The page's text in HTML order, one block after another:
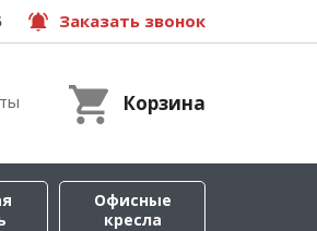
Заказать звонок
Корзина
Офисные
кресла